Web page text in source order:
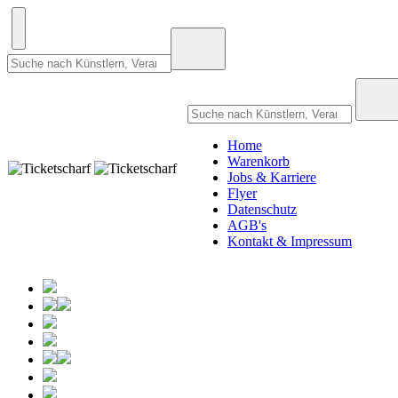
Home
Warenkorb
Jobs & Karriere
Flyer
Datenschutz
AGB's
Kontakt & Impressum